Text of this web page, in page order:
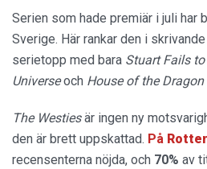
Serien som hade premiär i juli har
Sverige. Här rankar den i
serietopp med bara Stuart Fails
Universeoch House of the Dragon
The Westiesär ingen ny
den är brett uppskattad. På
recensenterna nöjda, och 70% av